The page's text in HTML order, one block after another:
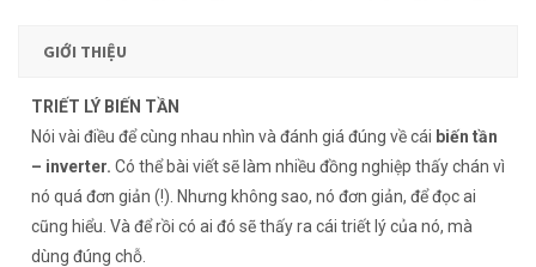
GIỚI THIỆU
TRIẾT LÝ BIẾN TẦN
Nói vài điều để cùng nhau nhìn và đánh giá đúng về cái biến tần
– inverter. Có thể bài viết sẽ làm nhiều đồng nghiệp thấy chán vì
nó quá đơn giản (!). Nhưng không sao, nó đơn giản, để đọc ai
cũng hiểu. Và để rồi có ai đó sẽ thấy ra cái triết lý của nó, mà
dùng đúng chỗ.